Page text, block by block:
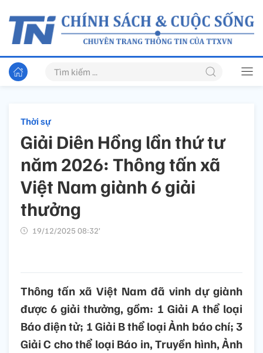
Thời sự
Giải Diên Hồng lần thứ tư
năm 2026: Thông tấn xã
Việt Nam giành 6 giải
thưởng
19/12/2025 08:32’
Thông tấn xã Việt Nam đã vinh dự giành
được 6 giải thưởng, gồm: 1 Giải A thể loại
Báo điện tử; 1 Giải B thể loại Ảnh báo chí; 3
Giải C cho thể loại Báo in, Truyền hình, Ảnh